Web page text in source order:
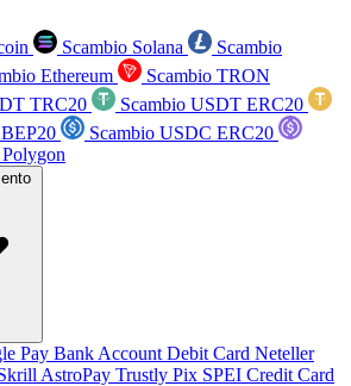
Scambio Solana
Scambio
Ethereum
Scambio TRON
TRC20
Scambio USDT ERC20
Scambio USDC ERC20
Pay Bank Account Debit Card Neteller
AstroPay Trustly Pix SPEI Credit Card